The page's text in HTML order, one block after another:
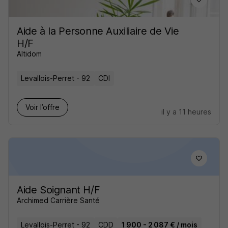
Aide à la Personne Auxiliaire de Vie
H/F
Altidom
Levallois-Perret - 92 CDI
Voir l’offre
il y a 11 heures
Aide Soignant H/F
Archimed Carrière Santé
Levallois-Perret - 92 CDD 1 900 - 2 087 € / mois